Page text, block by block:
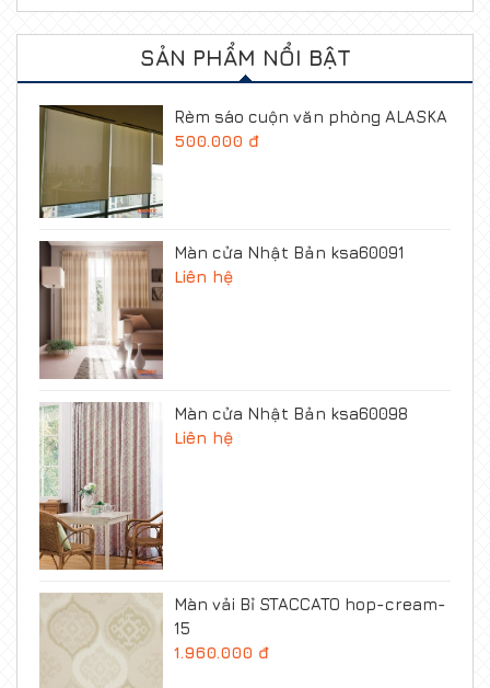
SẢN PHẨM NỔI BẬT
Rèm sáo cuộn văn phòng ALASKA
500.000 đ
Màn cửa Nhật Bản ksa60091
Liên hệ
Màn cửa Nhật Bản ksa60098
Liên hệ
Màn vải Bỉ STACCATO hop-cream-
15
1.960.000 đ